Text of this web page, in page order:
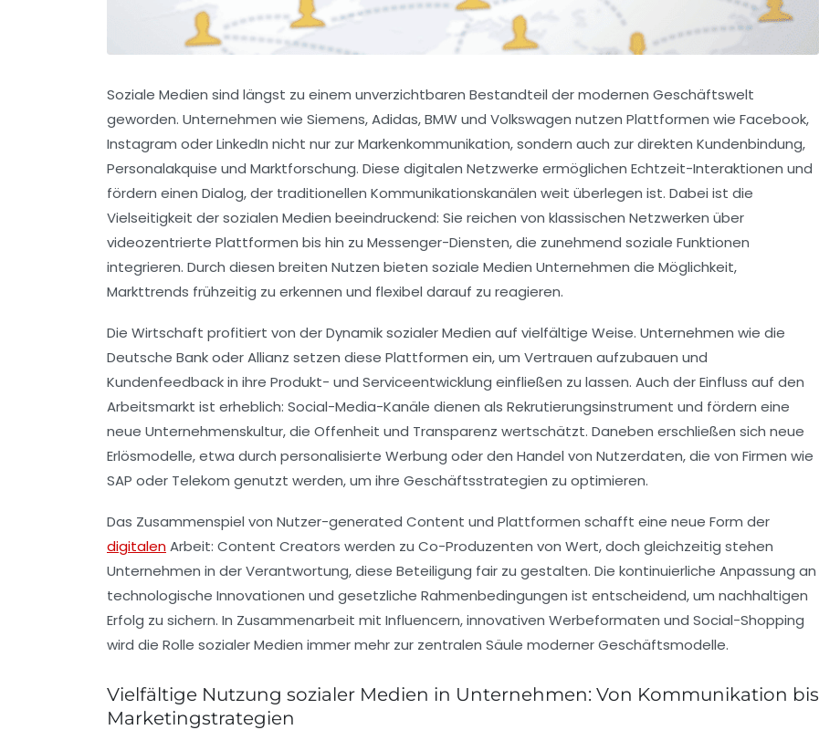
Soziale Medien sind längst zu einem unverzichtbaren Bestandteil der modernen Geschäftswelt
geworden. Unternehmen wie Siemens, Adidas, BMW und Volkswagen nutzen Plattformen wie Facebook,
Instagram oder LinkedIn nicht nur zur Markenkommunikation, sondern auch zur direkten Kundenbindung,
Personalakquise und Marktforschung. Diese digitalen Netzwerke ermöglichen Echtzeit-Interaktionen und
fördern einen Dialog, der traditionellen Kommunikationskanälen weit überlegen ist. Dabei ist die
Vielseitigkeit der sozialen Medien beeindruckend: Sie reichen von klassischen Netzwerken über
videozentrierte Plattformen bis hin zu Messenger-Diensten, die zunehmend soziale Funktionen
integrieren. Durch diesen breiten Nutzen bieten soziale Medien Unternehmen die Möglichkeit,
Markttrends frühzeitig zu erkennen und flexibel darauf zu reagieren.
Die Wirtschaft profitiert von der Dynamik sozialer Medien auf vielfältige Weise. Unternehmen wie die
Deutsche Bank oder Allianz setzen diese Plattformen ein, um Vertrauen aufzubauen und
Kundenfeedback in ihre Produkt- und Serviceentwicklung einfließen zu lassen. Auch der Einfluss auf den
Arbeitsmarkt ist erheblich: Social-Media-Kanäle dienen als Rekrutierungsinstrument und fördern eine
neue Unternehmenskultur, die Offenheit und Transparenz wertschätzt. Daneben erschließen sich neue
Erlösmodelle, etwa durch personalisierte Werbung oder den Handel von Nutzerdaten, die von Firmen wie
SAP oder Telekom genutzt werden, um ihre Geschäftsstrategien zu optimieren.
Das Zusammenspiel von Nutzer-generated Content und Plattformen schafft eine neue Form der
digitalenArbeit: Content Creators werden zu Co-Produzenten von Wert, doch gleichzeitig stehen
Unternehmen in der Verantwortung, diese Beteiligung fair zu gestalten. Die kontinuierliche Anpassung an
technologische Innovationen und gesetzliche Rahmenbedingungen ist entscheidend, um nachhaltigen
Erfolg zu sichern. In Zusammenarbeit mit Influencern, innovativen Werbeformaten und Social-Shopping
wird die Rolle sozialer Medien immer mehr zur zentralen Säule moderner Geschäftsmodelle.
Vielfältige Nutzung sozialer Medien in Unternehmen: Von Kommunikation bis
Marketingstrategien